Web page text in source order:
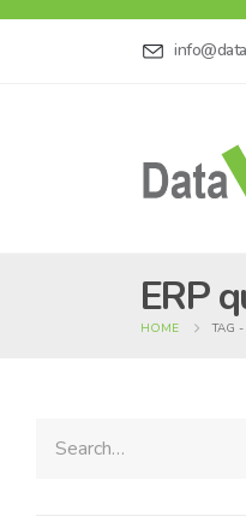
ERP
HOME TAG -